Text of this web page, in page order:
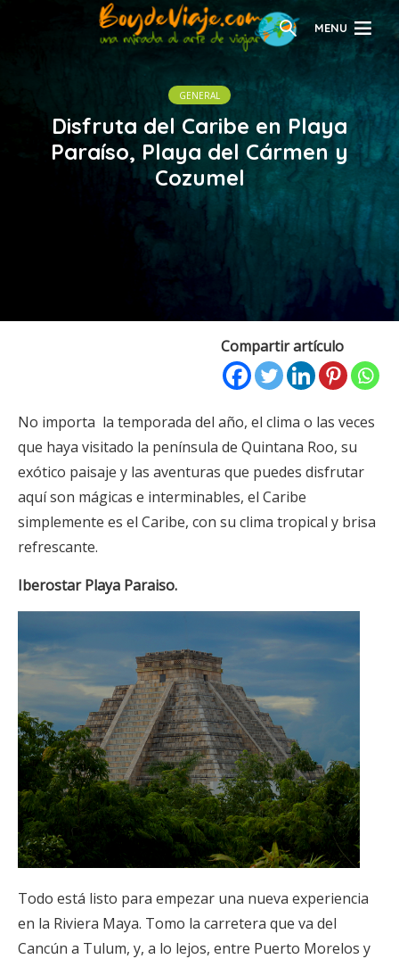
MENU
GENERAL
Disfruta del Caribe en Playa
Paraíso, Playa del Cármen y
Cozumel
Compartir artículo
No importa la temporada del año, el clima o las veces
que haya visitado la península de Quintana Roo, su
exótico paisaje y las aventuras que puedes disfrutar
aquí son mágicas e interminables, el Caribe
simplemente es el Caribe, con su clima tropical y brisa
refrescante.
Iberostar Playa Paraiso.
Todo está listo para empezar una nueva experiencia
en la Riviera Maya. Tomo la carretera que va del
Cancún a Tulum, y, a lo lejos, entre Puerto Morelos y